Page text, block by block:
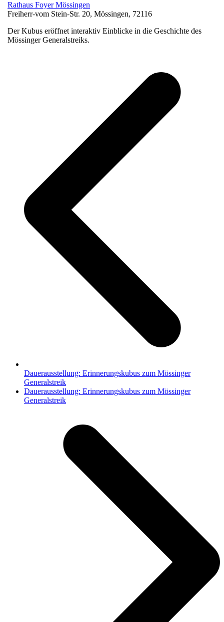
Rathaus Foyer Mössingen
Freiherr-vom Stein-Str. 20, Mössingen, 72116
Der Kubus eröffnet interaktiv Einblicke in die Geschichte des
Mössinger Generalstreiks.
Dauerausstellung: Erinnerungskubus zum Mössinger
Generalstreik
Nächster
Beitrag:
Dauerausstellung: Erinnerungskubus zum Mössinger
Generalstreik